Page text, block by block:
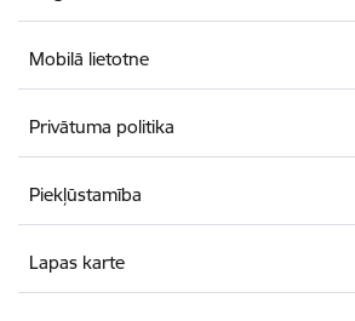
Mobilā lietotne
Privātuma politika
Piekļūstamība
Lapas karte